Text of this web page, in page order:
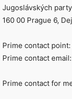
Jugoslávských
160 00 Prague 6,
Prime contact
Prime contact
Prime contact for